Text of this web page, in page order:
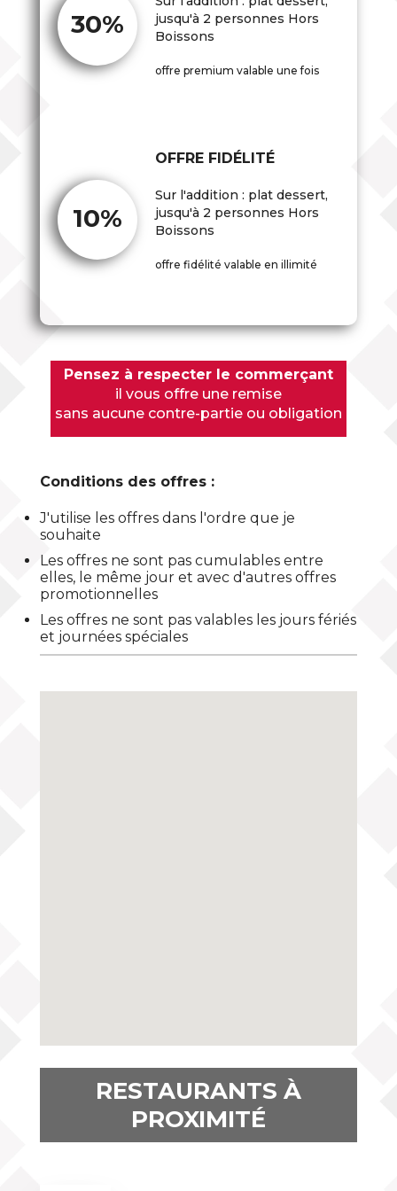
30%
jusqu'à 2 personnes Hors
Boissons
offre premium valable une fois
10%
OFFRE FIDÉLITÉ
Sur l'addition : plat dessert,
jusqu'à 2 personnes Hors
Boissons
offre fidélité valable en illimité
Pensez à respecter le commerçant
il vous offre une remise
sans aucune contre-partie ou obligation
Conditions des offres :
J'utilise les offres dans l'ordre que je
souhaite
Les offres ne sont pas cumulables entre
elles, le même jour et avec d'autres offres
promotionnelles
Les offres ne sont pas valables les jours fériés
et journées spéciales
RESTAURANTS À
PROXIMITÉ